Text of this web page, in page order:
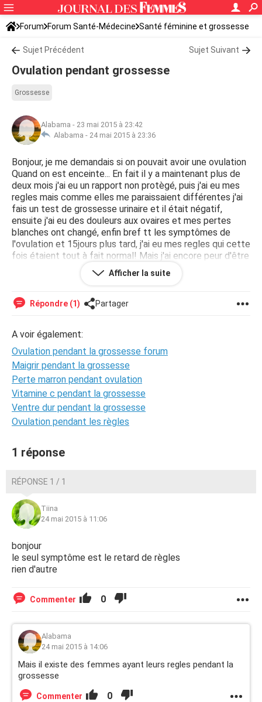
Forum Forum Santé-Médecine Santé féminine et grossesse
Sujet Précédent Sujet Suivant
Ovulation pendant grossesse
Grossesse
Alabama - 23 mai 2015 à 23:42
Alabama - 24 mai 2015 à 23:36
Bonjour, je me demandais si on pouvait avoir une ovulation
Quand on est enceinte... En fait il y a maintenant plus de
deux mois j'ai eu un rapport non protègé, puis j'ai eu mes
regles mais comme elles me paraissaient différentes j'ai
fais un test de grossesse urinaire et il était négatif,
ensuite j'ai eu des douleurs aux ovaires et mes pertes
blanches ont changé, enfin bref tt les symptômes de
l'ovulation et 15jours plus tard, j'ai eu mes regles qui cette
fois étaient tout à fait normal! Mais j'ai encore peur d'être
enceinte.. Je rajoute que je n'ai pas de symptômes a part
tt le temps envie de faire pipi. Qu'en pensez vous?
Afficher la suite
Répondre (1) Partager
A voir également:
Ovulation pendant la grossesse forum
Maigrir pendant la grossesse
Perte marron pendant ovulation
Vitamine c pendant la grossesse
Ventre dur pendant la grossesse
Ovulation pendant les règles
1 réponse
RÉPONSE 1 / 1
Tiina
24 mai 2015 à 11:06
bonjour
le seul symptôme est le retard de règles
rien d'autre
Commenter 0
Alabama
24 mai 2015 à 14:06
Mais il existe des femmes ayant leurs regles pendant la
grossesse
Commenter 0